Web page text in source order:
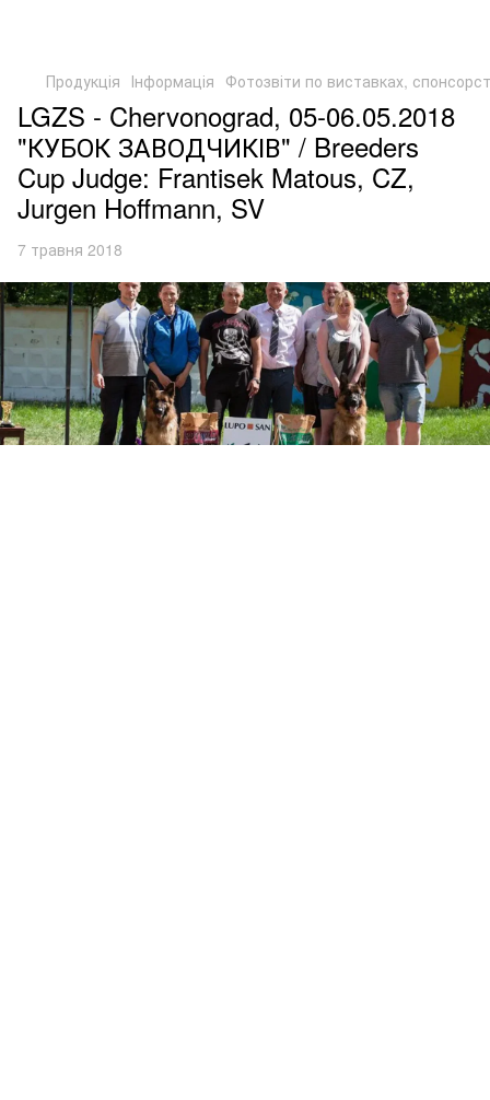
Продукція Інформація Фотозвіти по виставках,
LGZS - Chervonograd, 05-06.05.2018
"КУБОК ЗАВОДЧИКІВ" / Breeders
Cup Judge: Frantisek Matous, CZ,
Jurgen Hoffmann, SV
7 травня 2018